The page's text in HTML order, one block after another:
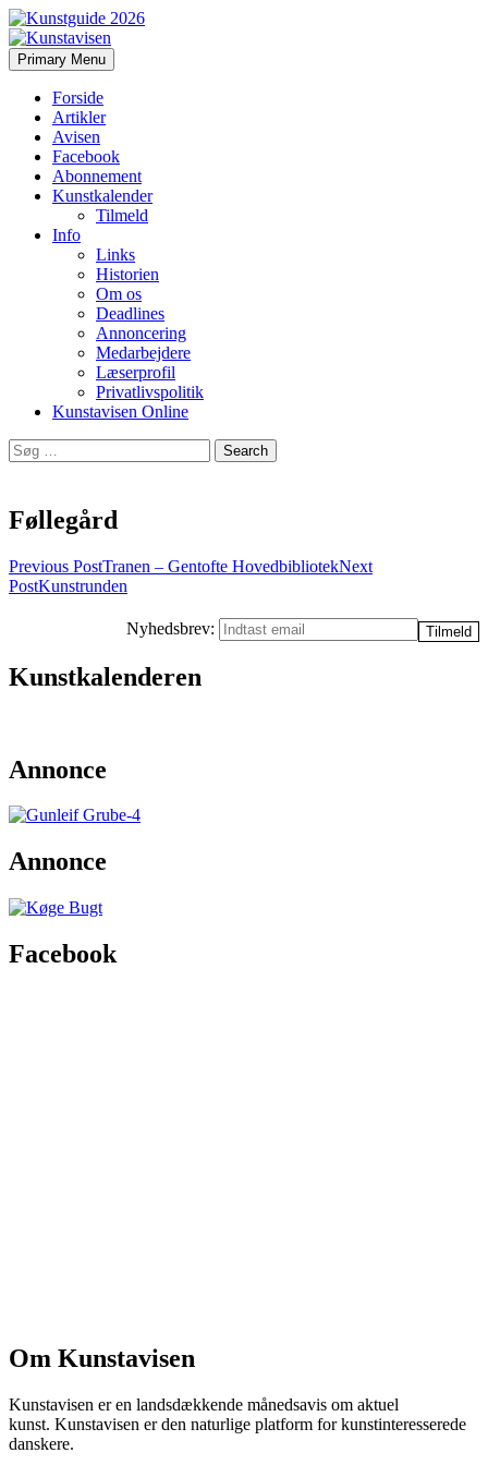
Kunstavisen
Search
Primary Menu Skip
to
Forside
Artikler
Avisen
Facebook
Abonnement
Kunstkalender
Tilmeld
Info
Links
Historien
Om os
Deadlines
Annoncering
Medarbejdere
Læserprofil
Privatlivspolitik
Kunstavisen Online
Search
for:
Føllegård
Post
navigation
Previous PostTranen – Gentofte HovedbibliotekNext
PostKunstrunden
Nyhedsbrev:
Kunstkalenderen
Annonce
Annonce
Facebook
Om Kunstavisen
Kunstavisen er en landsdækkende månedsavis om aktuel
kunst. Kunstavisen er den naturlige platform for kunstinteresserede
danskere.